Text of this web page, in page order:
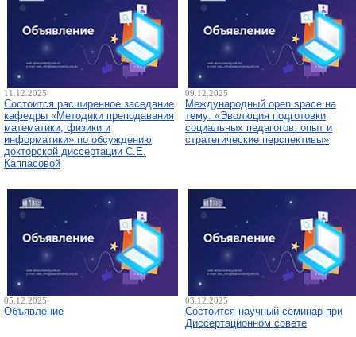
11.12.2025
Состоится расширенное заседание
кафедры «Методики преподавания
математики, физики и
информатики» по обсуждению
докторской диссертации С.Е.
Каппасовой
09.12.2025
Международный open space на
тему: «Эволюция подготовки
социальных педагогов: опыт и
стратегические перспективы»
05.12.2025
Объявление
03.12.2025
Состоится научный семинар при
Диссертационном совете